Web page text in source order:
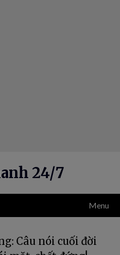
24/7
Menu
Câu nói cuối đời